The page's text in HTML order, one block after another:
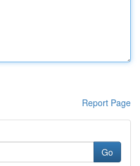
Report Page
Go